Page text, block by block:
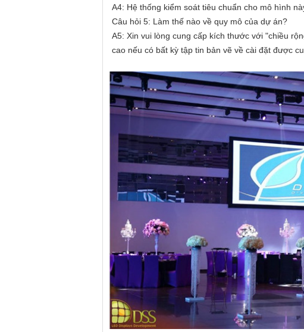
A4: Hệ thống kiểm soát tiêu chuẩn cho mô hình
Câu hỏi 5: Làm thế nào về quy mô của dự án?
A5: Xin vui lòng cung cấp kích thước với "chiều
cao nếu có bất kỳ tập tin bản vẽ về cài đặt được